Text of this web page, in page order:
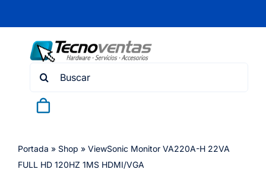
content
Search
Portada » Shop » ViewSonic Monitor VA220A-H 22VA
FULL HD 120HZ 1MS HDMI/VGA